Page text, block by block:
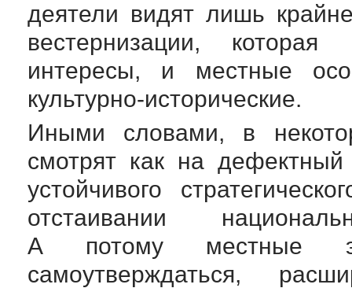
деятели видят лишь
вестернизации, которая
интересы, и местные
культурно-исторические.
Иными словами, в
смотрят как на
устойчивого
отстаивании
А потому местные
самоутверждаться,